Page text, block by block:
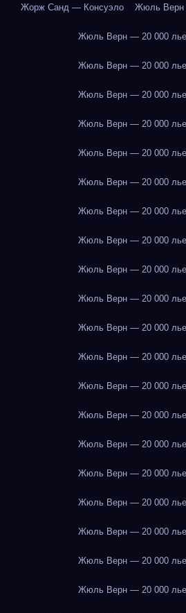
Жорж Санд — Консуэло Жюль Верн
Жюль Верн — 20 000 лье
Жюль Верн — 20 000 лье
Жюль Верн — 20 000 лье
Жюль Верн — 20 000 лье
Жюль Верн — 20 000 лье
Жюль Верн — 20 000 лье
Жюль Верн — 20 000 лье
Жюль Верн — 20 000 лье
Жюль Верн — 20 000 лье
Жюль Верн — 20 000 лье
Жюль Верн — 20 000 лье
Жюль Верн — 20 000 лье
Жюль Верн — 20 000 лье
Жюль Верн — 20 000 лье
Жюль Верн — 20 000 лье
Жюль Верн — 20 000 лье
Жюль Верн — 20 000 лье
Жюль Верн — 20 000 лье
Жюль Верн — 20 000 лье
Жюль Верн — 20 000 лье